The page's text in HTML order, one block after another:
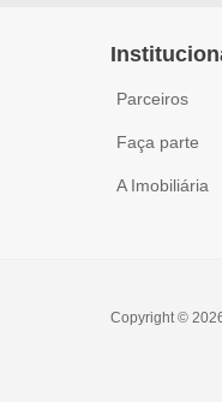
Parceiros
Faça parte
A Imobiliária
Copyright ©